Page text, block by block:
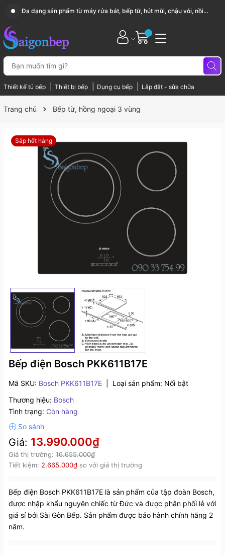
Sài Gòn Bếp chuyên thiết bị bếp, gia dụng bếp cao cấp
Thiết kế tủ bếp Thiết bị bếp Dụng cụ bếp Lắp đặt - sửa chữa
Trang chủ Bếp từ, hồng ngoại 3 vùng
Sắp hết hàng
Bếp điện Bosch PKK611B17E
Mã SKU: Bosch PKK611B17E Loại sản phẩm: Nổi bật
Thương hiệu: Bosch
Tình trạng: Còn hàng
Giá: 13.990.000₫
Giá thị trường: 16.655.000₫
Tiết kiệm: 2.665.000₫ so với giá thị trường
Bếp điện Bosch PKK611B17E là sản phẩm của tập đoàn Bosch,
được nhập khẩu nguyên chiếc từ Đức và được phân phối lẻ với
giá sỉ bởi Sài Gòn Bếp. Sản phẩm được bảo hành chính hãng 2
năm.